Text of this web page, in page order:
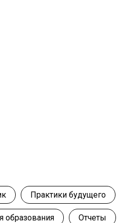
Практики будущего
образования Отчеты